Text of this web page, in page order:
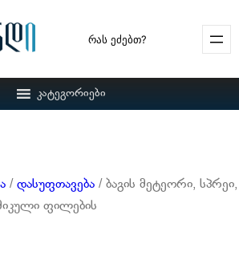
Search
კატეგორიები
/ დასუფთავება / ბაგის მეტეორი, სპრეი,
ფილების